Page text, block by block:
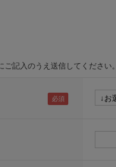
記入のうえ送信してください。